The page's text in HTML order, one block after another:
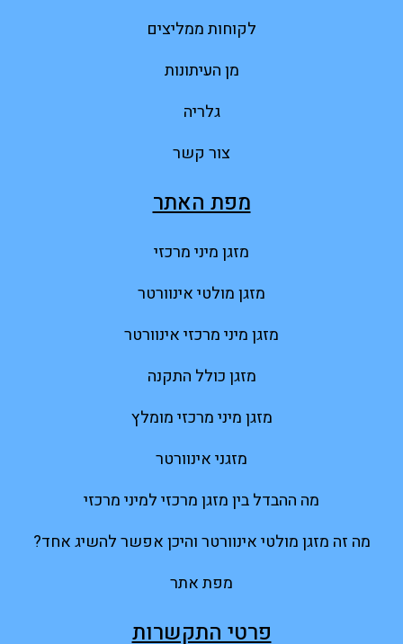
לקוחות ממליצים
מן העיתונות
גלריה
צור קשר
מפת האתר
מזגן מיני מרכזי
מזגן מולטי אינוורטר
מזגן מיני מרכזי אינוורטר
מזגן כולל התקנה
מזגן מיני מרכזי מומלץ
מזגני אינוורטר
מה ההבדל בין מזגן מרכזי למיני מרכזי
מה זה מזגן מולטי אינוורטר והיכן אפשר להשיג אחד?
מפת אתר
פרטי התקשרות